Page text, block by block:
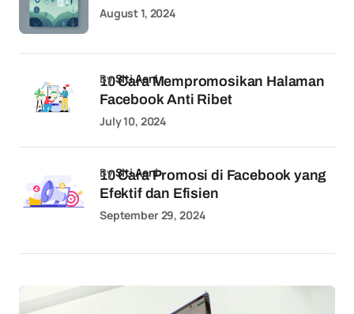
August 1, 2024
10 Cara Mempromosikan Halaman
Facebook Anti Ribet
bySiti Aeni
July 10, 2024
10 Cara Promosi di Facebook yang
Efektif dan Efisien
bySiti Aeni
September 29, 2024